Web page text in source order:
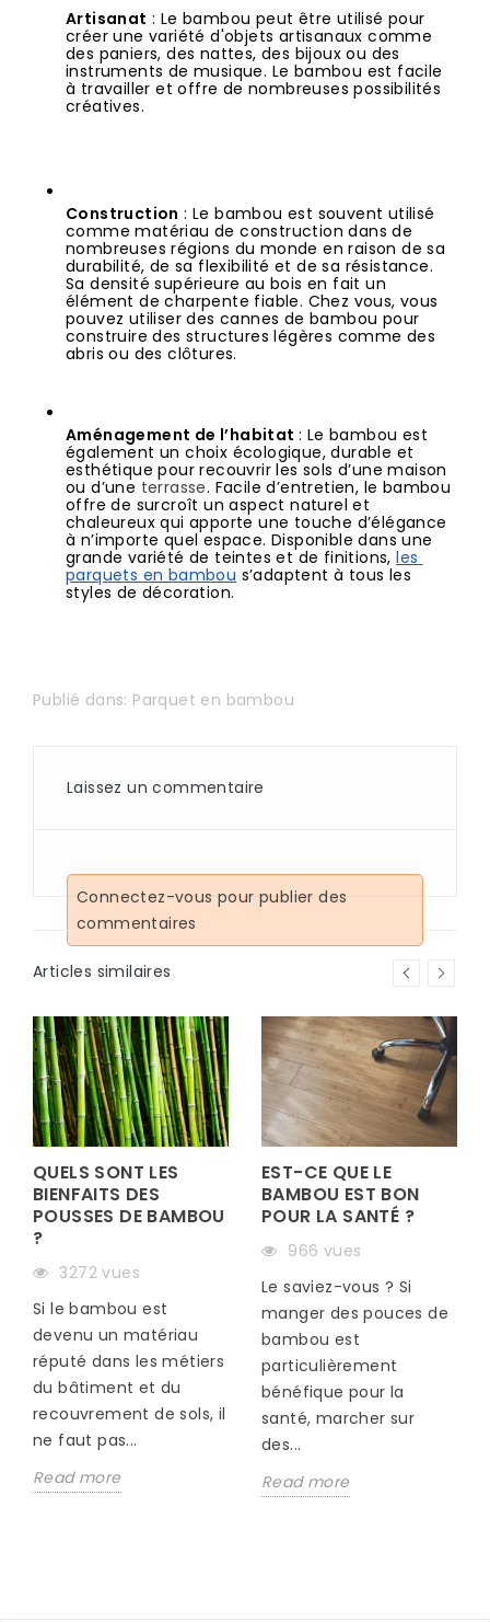
Artisanat : Le bambou peut être utilisé pour
créer une variété d'objets artisanaux comme
des paniers, des nattes, des bijoux ou des
instruments de musique. Le bambou est facile
à travailler et offre de nombreuses possibilités
créatives.
Construction : Le bambou est souvent utilisé
comme matériau de construction dans de
nombreuses régions du monde en raison de sa
durabilité, de sa flexibilité et de sa résistance.
Sa densité supérieure au bois en fait un
élément de charpente fiable. Chez vous, vous
pouvez utiliser des cannes de bambou pour
construire des structures légères comme des
abris ou des clôtures.
Aménagement de l’habitat : Le bambou est
également un choix écologique, durable et
esthétique pour recouvrir les sols d’une maison
ou d’une terrasse. Facile d’entretien, le bambou
offre de surcroît un aspect naturel et
chaleureux qui apporte une touche d’élégance
à n’importe quel espace. Disponible dans une
grande variété de teintes et de finitions, les
parquets en bambou s’adaptent à tous les
styles de décoration.
Publié dans: Parquet en bambou
Laissez un commentaire
Connectez-vous pour publier des
commentaires
Articles similaires
QUELS SONT LES
BIENFAITS DES
POUSSES DE BAMBOU
?
3272 vues
Si le bambou est
devenu un matériau
réputé dans les métiers
du bâtiment et du
recouvrement de sols, il
ne faut pas...
Read more
EST-CE QUE LE
BAMBOU EST BON
POUR LA SANTÉ ?
966 vues
Le saviez-vous ? Si
manger des pouces de
bambou est
particulièrement
bénéfique pour la
santé, marcher sur
des...
Read more